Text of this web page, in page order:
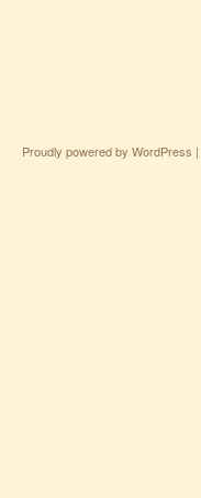
Proudly powered by WordPress |